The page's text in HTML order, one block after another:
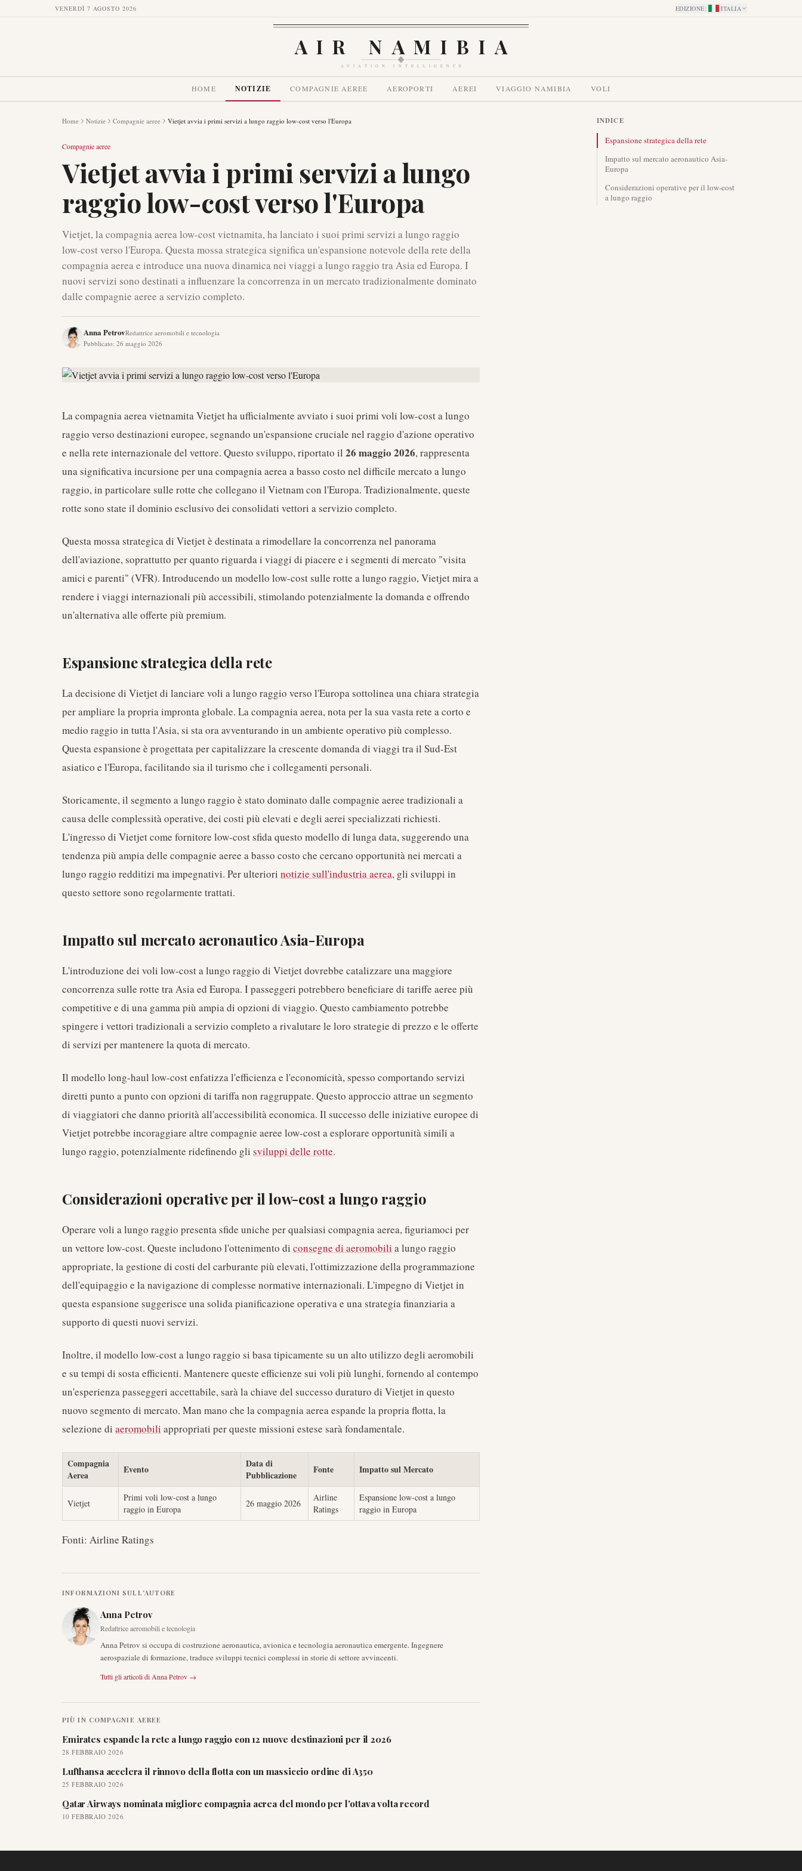
VENERDÌ 7 AGOSTO 2026 EDIZIONE: ITALIA
AIR NAMIBIA
AVIATION INTELLIGENCE
HOME NOTIZIE COMPAGNIE AEREE AEROPORTI AEREI VIAGGIO NAMIBIA VOLI
Home Notizie Compagnie aeree Vietjet avvia i primi servizi a lungo raggio low-cost verso l'Europa
Compagnie aeree
Vietjet avvia i primi servizi a lungo
raggio low-cost verso l'Europa
Vietjet, la compagnia aerea low-cost vietnamita, ha lanciato i suoi primi servizi a lungo raggio
low-cost verso l'Europa. Questa mossa strategica significa un'espansione notevole della rete della
compagnia aerea e introduce una nuova dinamica nei viaggi a lungo raggio tra Asia ed Europa. I
nuovi servizi sono destinati a influenzare la concorrenza in un mercato tradizionalmente dominato
dalle compagnie aeree a servizio completo.
Anna PetrovRedattrice aeromobili e tecnologia
Pubblicato: 26 maggio 2026
La compagnia aerea vietnamita Vietjet ha ufficialmente avviato i suoi primi voli low-cost a lungo
raggio verso destinazioni europee, segnando un'espansione cruciale nel raggio d'azione operativo
e nella rete internazionale del vettore. Questo sviluppo, riportato il 26 maggio 2026, rappresenta
una significativa incursione per una compagnia aerea a basso costo nel difficile mercato a lungo
raggio, in particolare sulle rotte che collegano il Vietnam con l'Europa. Tradizionalmente, queste
rotte sono state il dominio esclusivo dei consolidati vettori a servizio completo.
Questa mossa strategica di Vietjet è destinata a rimodellare la concorrenza nel panorama
dell'aviazione, soprattutto per quanto riguarda i viaggi di piacere e i segmenti di mercato "visita
amici e parenti" (VFR). Introducendo un modello low-cost sulle rotte a lungo raggio, Vietjet mira a
rendere i viaggi internazionali più accessibili, stimolando potenzialmente la domanda e offrendo
un'alternativa alle offerte più premium.
Espansione strategica della rete
La decisione di Vietjet di lanciare voli a lungo raggio verso l'Europa sottolinea una chiara strategia
per ampliare la propria impronta globale. La compagnia aerea, nota per la sua vasta rete a corto e
medio raggio in tutta l'Asia, si sta ora avventurando in un ambiente operativo più complesso.
Questa espansione è progettata per capitalizzare la crescente domanda di viaggi tra il Sud-Est
asiatico e l'Europa, facilitando sia il turismo che i collegamenti personali.
Storicamente, il segmento a lungo raggio è stato dominato dalle compagnie aeree tradizionali a
causa delle complessità operative, dei costi più elevati e degli aerei specializzati richiesti.
L'ingresso di Vietjet come fornitore low-cost sfida questo modello di lunga data, suggerendo una
tendenza più ampia delle compagnie aeree a basso costo che cercano opportunità nei mercati a
lungo raggio redditizi ma impegnativi. Per ulteriori notizie sull'industria aerea, gli sviluppi in
questo settore sono regolarmente trattati.
Impatto sul mercato aeronautico Asia-Europa
L'introduzione dei voli low-cost a lungo raggio di Vietjet dovrebbe catalizzare una maggiore
concorrenza sulle rotte tra Asia ed Europa. I passeggeri potrebbero beneficiare di tariffe aeree più
competitive e di una gamma più ampia di opzioni di viaggio. Questo cambiamento potrebbe
spingere i vettori tradizionali a servizio completo a rivalutare le loro strategie di prezzo e le offerte
di servizi per mantenere la quota di mercato.
Il modello long-haul low-cost enfatizza l'efficienza e l'economicità, spesso comportando servizi
diretti punto a punto con opzioni di tariffa non raggruppate. Questo approccio attrae un segmento
di viaggiatori che danno priorità all'accessibilità economica. Il successo delle iniziative europee di
Vietjet potrebbe incoraggiare altre compagnie aeree low-cost a esplorare opportunità simili a
lungo raggio, potenzialmente ridefinendo gli sviluppi delle rotte.
Considerazioni operative per il low-cost a lungo raggio
Operare voli a lungo raggio presenta sfide uniche per qualsiasi compagnia aerea, figuriamoci per
un vettore low-cost. Queste includono l'ottenimento di consegne di aeromobili a lungo raggio
appropriate, la gestione di costi del carburante più elevati, l'ottimizzazione della programmazione
dell'equipaggio e la navigazione di complesse normative internazionali. L'impegno di Vietjet in
questa espansione suggerisce una solida pianificazione operativa e una strategia finanziaria a
supporto di questi nuovi servizi.
Inoltre, il modello low-cost a lungo raggio si basa tipicamente su un alto utilizzo degli aeromobili
e su tempi di sosta efficienti. Mantenere queste efficienze sui voli più lunghi, fornendo al contempo
un'esperienza passeggeri accettabile, sarà la chiave del successo duraturo di Vietjet in questo
nuovo segmento di mercato. Man mano che la compagnia aerea espande la propria flotta, la
selezione di aeromobili appropriati per queste missioni estese sarà fondamentale.
Compagnia
Aerea
Evento
Data di
Pubblicazione
Fonte Impatto sul Mercato
Vietjet
Primi voli low-cost a lungo
raggio in Europa
26 maggio 2026
Airline
Ratings
Espansione low-cost a lungo
raggio in Europa
Fonti: Airline Ratings
INFORMAZIONI SULL'AUTORE
Anna Petrov
Redattrice aeromobili e tecnologia
Anna Petrov si occupa di costruzione aeronautica, avionica e tecnologia aeronautica emergente. Ingegnere
aerospaziale di formazione, traduce sviluppi tecnici complessi in storie di settore avvincenti.
Tutti gli articoli di Anna Petrov →
PIÙ IN COMPAGNIE AEREE
Emirates espande la rete a lungo raggio con 12 nuove destinazioni per il 2026
28 FEBBRAIO 2026
Lufthansa accelera il rinnovo della flotta con un massiccio ordine di A350
25 FEBBRAIO 2026
Qatar Airways nominata migliore compagnia aerea del mondo per l'ottava volta record
10 FEBBRAIO 2026
INDICE
Espansione strategica della rete
Impatto sul mercato aeronautico Asia-
Europa
Considerazioni operative per il low-cost
a lungo raggio